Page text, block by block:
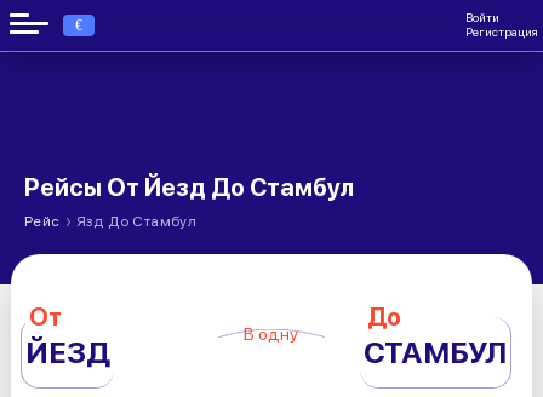
€
Войти
Регистрация
Рейсы От Йезд До Стамбул
Рейс › Язд До Стамбул
От
ЙЕЗД В одну
До
СТАМБУЛ